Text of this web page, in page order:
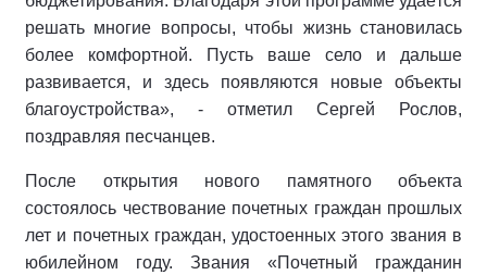
решать многие вопросы, чтобы жизнь становилась
более комфортной. Пусть ваше село и дальше
развивается, и здесь появляются новые объекты
благоустройства», - отметил Сергей Рослов,
поздравляя песчанцев.
После открытия нового памятного объекта
состоялось чествование почетных граждан прошлых
лет и почетных граждан, удостоенных этого звания в
юбилейном году. Звания «Почетный гражданин